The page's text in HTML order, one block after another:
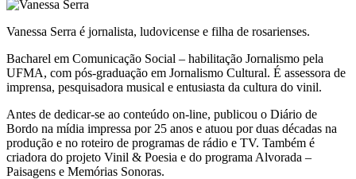
Vanessa Serra é jornalista, ludovicense e filha de rosarienses.
Bacharel em Comunicação Social – habilitação Jornalismo pela
UFMA, com pós-graduação em Jornalismo Cultural. É assessora de
imprensa, pesquisadora musical e entusiasta da cultura do vinil.
Antes de dedicar-se ao conteúdo on-line, publicou o Diário de
Bordo na mídia impressa por 25 anos e atuou por duas décadas na
produção e no roteiro de programas de rádio e TV. Também é
criadora do projeto Vinil & Poesia e do programa Alvorada –
Paisagens e Memórias Sonoras.